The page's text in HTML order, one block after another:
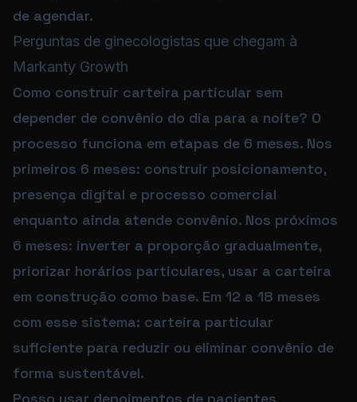
de agendar.
Termos de busca relacionados
Marketing para ginecologista | posicionamento
Perguntas de ginecologistas que chegam à
Markanty Growth
Como construir carteira particular sem
depender de convênio do dia para a noite? O
processo funciona em etapas de 6 meses. Nos
primeiros 6 meses: construir posicionamento,
presença digital e processo comercial
enquanto ainda atende convênio. Nos próximos
6 meses: inverter a proporção gradualmente,
priorizar horários particulares, usar a carteira
em construção como base. Em 12 a 18 meses
com esse sistema: carteira particular
suficiente para reduzir ou eliminar convênio de
forma sustentável.